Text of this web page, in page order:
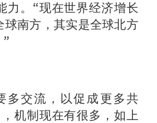
力。“现在世界经济增长
球南方，其实是全球北方
多交流，以促成更多共
机制现在有很多，如上